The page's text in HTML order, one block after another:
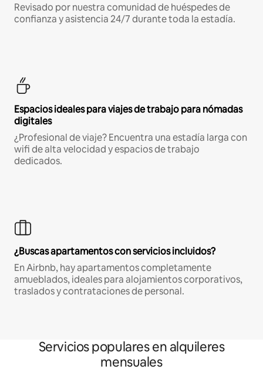
Revisado por nuestra comunidad de huéspedes de
confianza y asistencia 24/7 durante toda la estadía.
Espacios ideales para viajes de trabajo para nómadas
digitales
¿Profesional de viaje? Encuentra una estadía larga con
wifi de alta velocidad y espacios de trabajo
dedicados.
¿Buscas apartamentos con servicios incluidos?
En Airbnb, hay apartamentos completamente
amueblados, ideales para alojamientos corporativos,
traslados y contrataciones de personal.
Servicios populares en alquileres
mensuales